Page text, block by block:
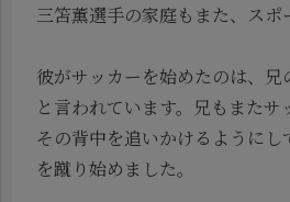
三笘薫選手の家庭もまた、スポ
彼がサッカーを始めたのは、兄
と言われています。兄もまたサ
その背中を追いかけるように
を蹴り始めました。